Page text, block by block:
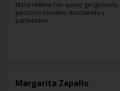
Masa rellena con queso gorgonzola,
pecorino romano, mozzarella y
parmesano
Margarita Zapallo